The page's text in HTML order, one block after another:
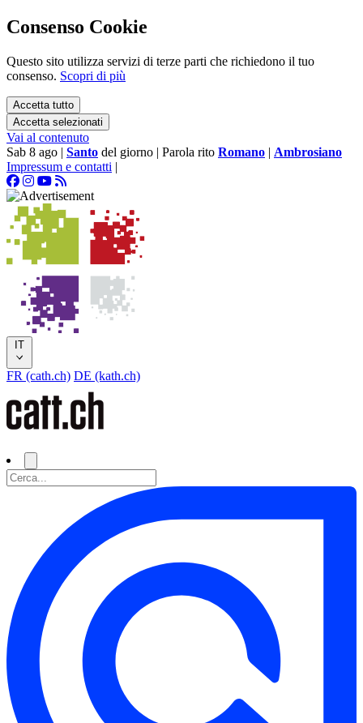
Consenso Cookie
Questo sito utilizza servizi di terze parti che richiedono il tuo
consenso. Scopri di più
Accetta tutto
Accetta selezionati
Vai al contenuto
Sab 8 ago | Santo del giorno | Parola rito Romano | Ambrosiano
Impressum e contatti |
IT
FR (cath.ch) DE (kath.ch)